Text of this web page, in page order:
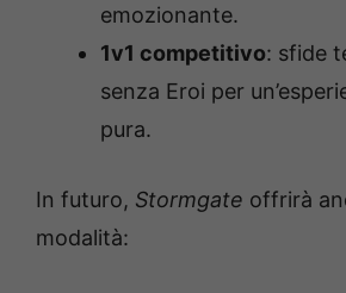
emozionante.
1v1 competitivo: sfide
senza Eroi per
pura.
In futuro, Stormgate offrirà
modalità: